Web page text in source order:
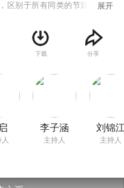
区别于所有同类的节目，特别
点。赛道将专门针对男女不同
不同的关卡设计：男生赛道将
，而女生赛道则在智慧与趣味
笑升级，更有从热带雨林到冰
享受，节目从赛制、形式上标
特的亮点。作为午间传奇榜样
牌合作的优质样板间！伙伴需
内容快速上屏，成为面向00后
展开
下载 分享
李子涵
主持人
刘锦
主持人